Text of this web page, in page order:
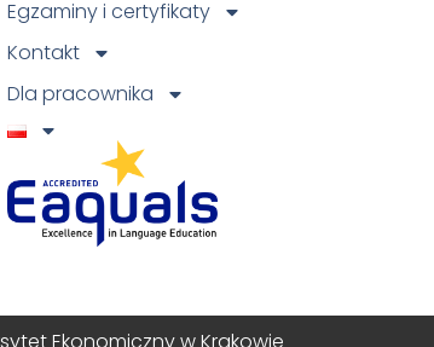
Egzaminy i certyfikaty
Kontakt
Dla pracownika